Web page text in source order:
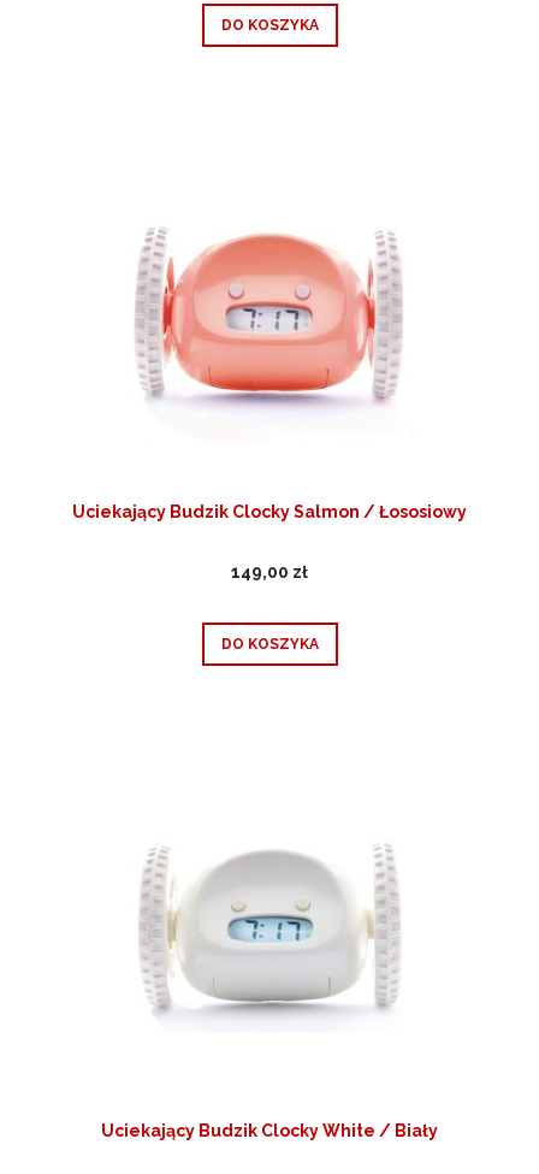
DO KOSZYKA
Uciekający Budzik Clocky Salmon / Łososiowy
149,00 zł
DO KOSZYKA
Uciekający Budzik Clocky White / Biały